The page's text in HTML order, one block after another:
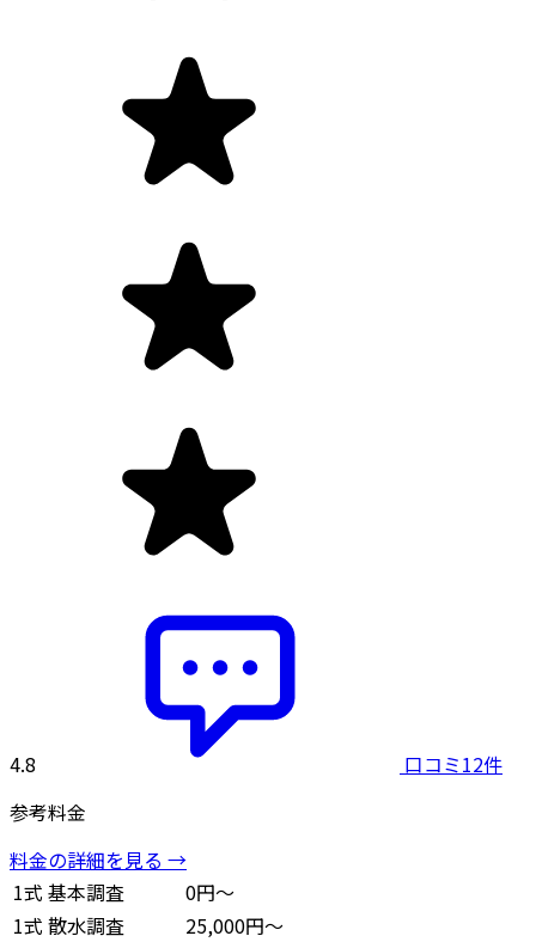
4.8
口コミ12件
参考料金
料金の詳細を見る →
1式 基本調査
0円～
1式 散水調査
25,000円～